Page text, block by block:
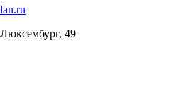
49